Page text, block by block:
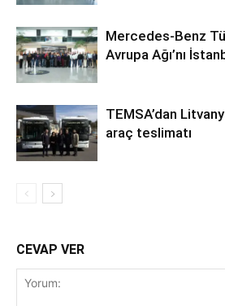
Mercedes-Benz
Avrupa Ağı’nı
TEMSA’dan
araç teslimatı
CEVAP VER